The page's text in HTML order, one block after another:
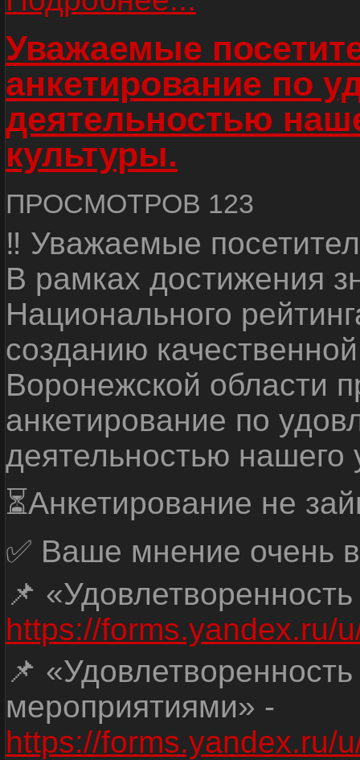
Уважаемые
анкетирование по
деятельностью
культуры.
ПРОСМОТРОВ 123
‼ Уважаемые
В рамках достижения
Национального
созданию
Воронежской области
анкетирование по
деятельностью нашего
⏳Анкетирование не
✅ Ваше мнение очень
📌
https://forms.yandex.ru/
📌
мероприятиями» -
https://forms.yandex.ru/